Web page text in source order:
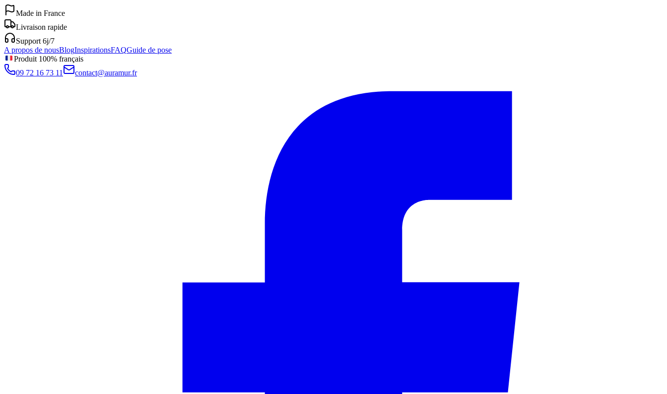
Made in France
Livraison rapide
Support 6j/7
A propos de nousBlogInspirationsFAQGuide de pose
Produit 100% français
09 72 16 73 11
contact@auramur.fr